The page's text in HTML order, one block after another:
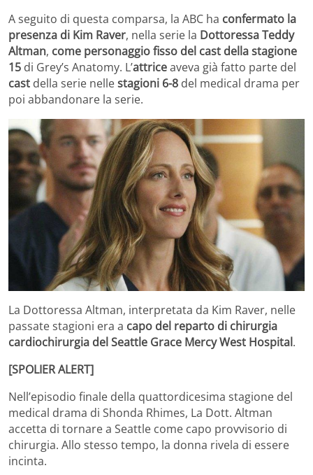
A seguito di questa comparsa, la ABC ha confermato la
presenza di Kim Raver, nella serie la Dottoressa Teddy
Altman, come personaggio fisso del cast della stagione
15 di Grey’s Anatomy. L’attriceaveva già fatto parte del
cast della serie nellestagioni 6-8 del medical drama per
poi abbandonare la serie.
La Dottoressa Altman, interpretata da Kim Raver, nelle
passate stagioni era a capo del reparto di chirurgia
cardiochirurgia del Seattle Grace Mercy West Hospital.
[SPOLIER ALERT]
Nell’episodio finale della quattordicesima stagione del
medical drama di Shonda Rhimes, La Dott. Altman
accetta di tornare a Seattle come capo provvisorio di
chirurgia. Allo stesso tempo, la donna rivela di essere
incinta.